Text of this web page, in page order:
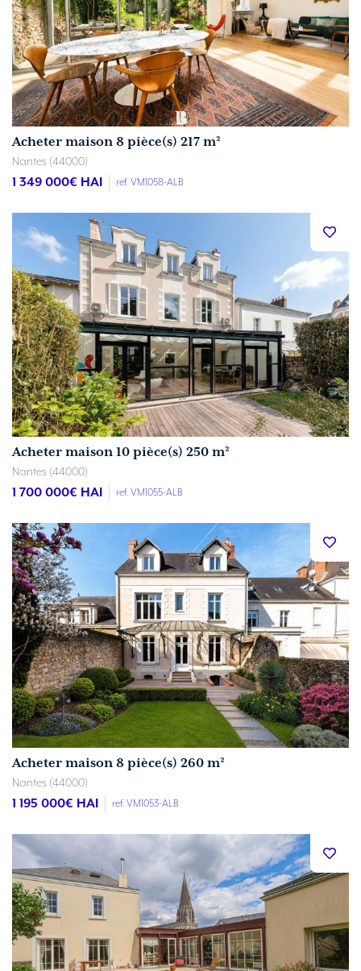
Acheter maison 8 pièce(s) 217 m²
Nantes (44000)
1 349 000€ HAI ref. VM1058-ALB
Acheter maison 10 pièce(s) 250 m²
Nantes (44000)
1 700 000€ HAI ref. VM1055-ALB
Acheter maison 8 pièce(s) 260 m²
Nantes (44000)
1 195 000€ HAI ref. VM1053-ALB